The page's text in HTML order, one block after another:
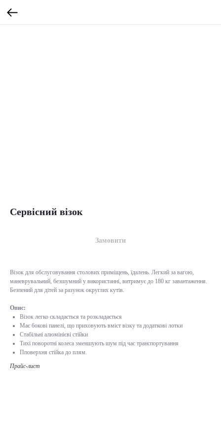
Сервісний візок
Замовити
Візок для обслуговування столових приміщень, їдалень. Легкий за вагою,
маневрувальний, безшумний у використанні, витримує до 180 кг завантаження.
Безпений для дітей за разунок округлих кутів.
Опис:
Візок легко складається та розкладається
Має бокові панелі, що приховують вміст візку та додаткові лотки
Стабільні алюмінієві стійки
Тихі поворотні колеса зменшують шум під час транспортування
Пповерхня стійка до плям.
Прайс-лист